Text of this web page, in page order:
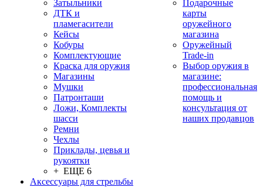
Затыльники
ДТК и
пламегасители
Кейсы
Кобуры
Комплектующие
Краска для оружия
Магазины
Мушки
Патронташи
Ложи, Комплекты
шасси
Ремни
Чехлы
Приклады, цевья и
рукоятки
+ ЕЩЕ 6
Аксессуары для стрельбы
Подарочные
карты
оружейного
магазина
Оружейный
Trade-in
Выбор оружия в
магазине:
профессиональная
помощь и
консультация от
наших продавцов